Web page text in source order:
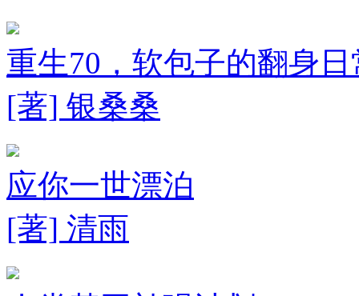
重生70，软包子的翻身日
[著] 银桑桑
应你一世漂泊
[著] 清雨